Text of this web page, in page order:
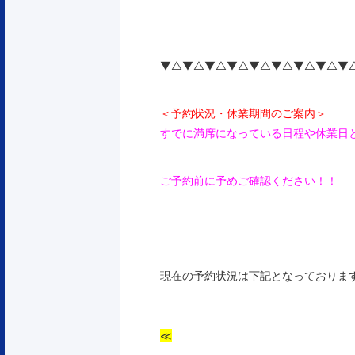
＜予約状況・休業期間のご案内＞
すでに満席になっている日程や休業日
ご予約前に予めご確認ください！！
現在の予約状況は下記となっておりま
≪